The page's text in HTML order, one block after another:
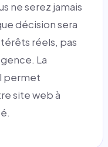
ne serez jamais
décision sera
réels, pas
La
permet
site web à